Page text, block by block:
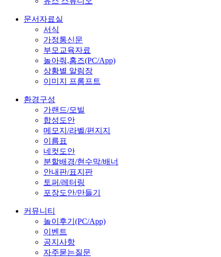
문서자료실
서식
가정통신문
부모교육자료
놀아줘,홈즈(PC/App)
상황별 알림장
이미지 프롬프트
환경구성
가랜드/모빌
합성도안
메모지/라벨/편지지
이름표
네컷도안
분할배경/현수막/배너
안내판/표지판
토퍼/레터링
포장도안/만들기
커뮤니티
놀이후기(PC/App)
이벤트
공지사항
자주묻는질문